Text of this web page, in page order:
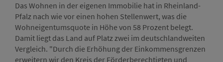
Das Wohnen in der eigenen Immobilie hat in Rheinland-
Pfalz nach wie vor einen hohen Stellenwert, was die
Wohneigentumsquote in Höhe von 58 Prozent belegt.
Damit liegt das Land auf Platz zwei im deutschlandweiten
Vergleich. "Durch die Erhöhung der Einkommensgrenzen
erweitern wir den Kreis der Förderberechtigten und